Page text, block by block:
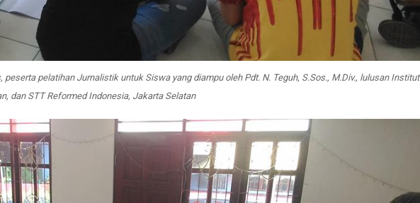
peserta pelatihan Jurnalistik untuk Siswa yang diampu oleh Pdt. N. Teguh, S.Sos., M.Div., lulusan Institut
dan STT Reformed Indonesia, Jakarta Selatan